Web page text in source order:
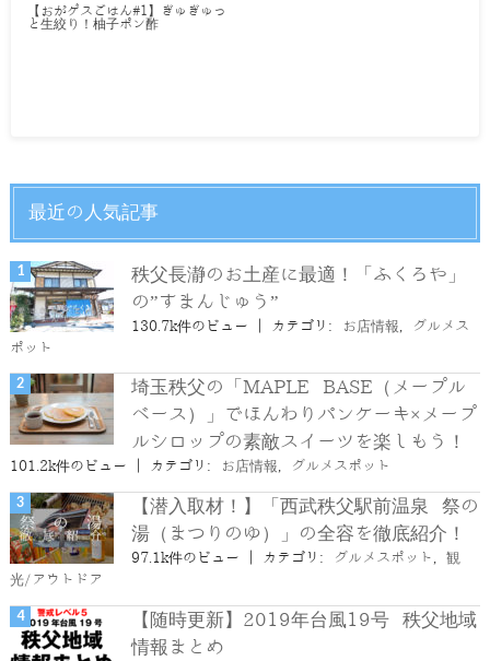
【おがゲスごはん#1】ぎゅぎゅっ
と生絞り！柚子ポン酢
最近の人気記事
秩父長瀞のお土産に最適！「ふくろや」
の”すまんじゅう”
130.7k件のビュー カテゴリ: お店情報
グルメス
ポット
埼玉秩父の「MAPLE BASE（メープル
ベース）」でほんわりパンケーキ×メープ
ルシロップの素敵スイーツを楽しもう！
101.2k件のビュー カテゴリ: お店情報, グルメスポット
【潜入取材！】「西武秩父駅前温泉 祭の
湯（まつりのゆ）」の全容を徹底紹介！
97.1k件のビュー カテゴリ: グルメスポット , 観
光/アウトドア
【随時更新】2019年台風19号 秩父地域
情報まとめ